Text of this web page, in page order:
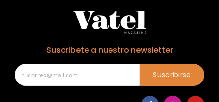
Suscribete a nuestro newsletter
Suscribirse